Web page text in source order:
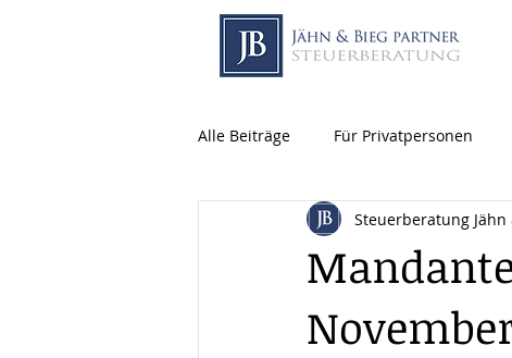
Alle Beiträge Für Privatpersonen
Steuerberatung Jähn